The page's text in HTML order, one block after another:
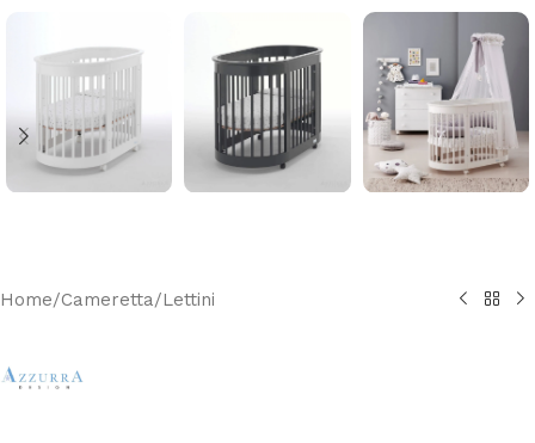
Home/Cameretta/Lettini